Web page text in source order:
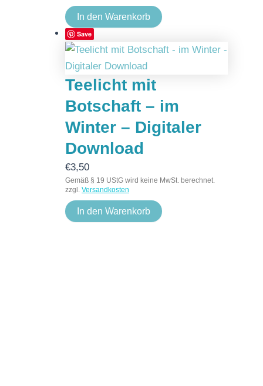
In den Warenkorb
Save
Teelicht mit
Botschaft – im
Winter – Digitaler
Download
€3,50
Gemäß § 19 UStG wird keine MwSt. berechnet.
zzgl. Versandkosten
In den Warenkorb